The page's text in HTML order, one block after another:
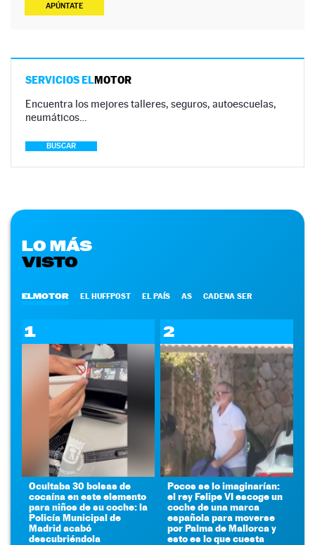
APÚNTATE
SERVICIOS ELMOTOR
Encuentra los mejores talleres, seguros, autoescuelas,
neumáticos…
BUSCAR
LO MÁS
VISTO
ELMOTOR EL HUFFPOST EL PAÍS AS CADENA SER
1
Ocultaba 30 bolsas de
cocaína en este elemento
para niños de su coche: la
Policía Municipal de
Madrid acabó
descubriéndola
2
Pocos se lo imaginarían:
el rey Felipe VI escoge un
coche de una marca
española para moverse
por Palma de Mallorca y
esto es lo que cuesta